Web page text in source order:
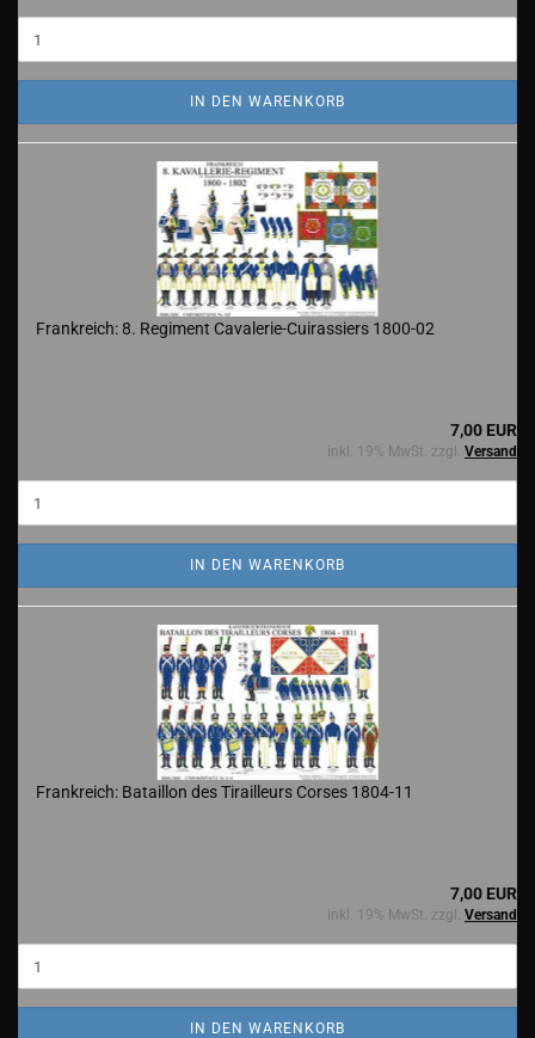
IN DEN WARENKORB
Frankreich: 8. Regiment Cavalerie-Cuirassiers 1800-02
7,00 EUR
inkl. 19% MwSt. zzgl. Versand
IN DEN WARENKORB
Frankreich: Bataillon des Tirailleurs Corses 1804-11
7,00 EUR
inkl. 19% MwSt. zzgl. Versand
IN DEN WARENKORB